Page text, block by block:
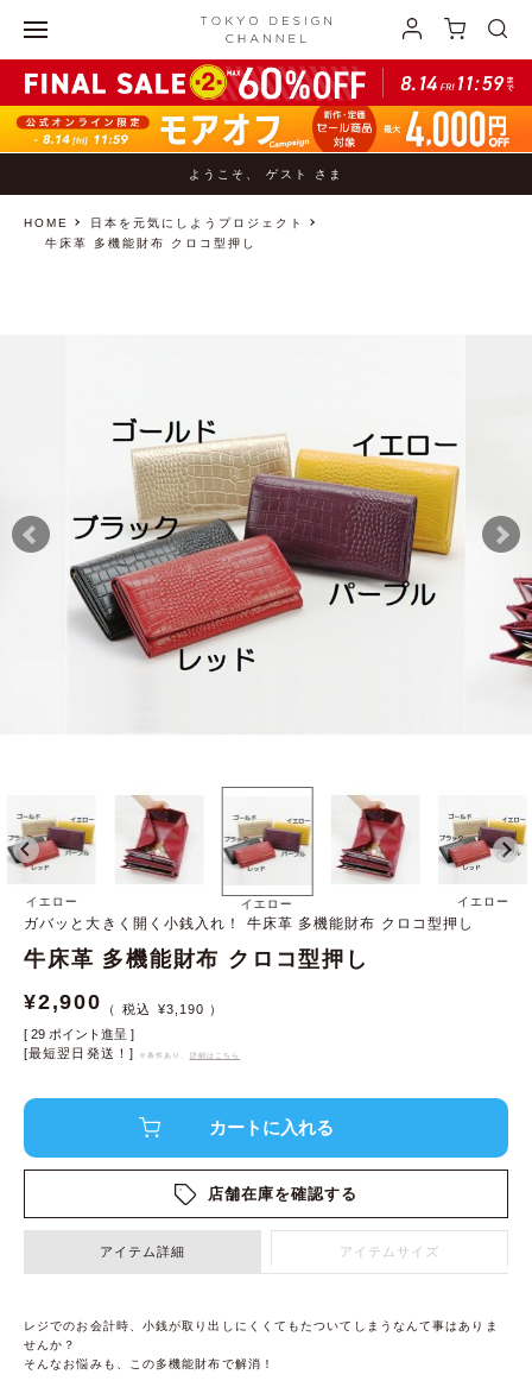
ようこそ、 ゲスト さま
HOME
日本を元気にしようプロジェクト
牛床革 多機能財布 クロコ型押し
イエロー イエロー イエロー
ガバッと大きく開く小銭入れ！ 牛床革 多機能財布 クロコ型押し
牛床革 多機能財布 クロコ型押し
¥2,900 ¥3,190
[ 29 ポイント進呈 ]
[最短翌日発送！]
※条件あり、 詳細はこちら
店舗在庫を確認する
アイテム詳細 アイテムサイズ
レジでのお会計時、小銭が取り出しにくくてもたついてしまうなんて事はありま
せんか？
そんなお悩みも、この多機能財布で解消！